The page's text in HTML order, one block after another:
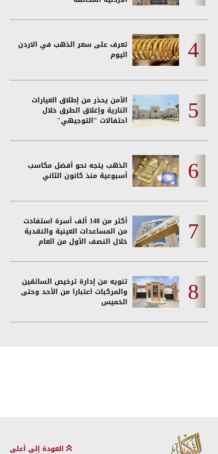
تعرف على سعر الذهب في الاردن
اليوم
الأمن يحذر من إطلاق العيارات
النارية وإغلاق الطرق خلال
احتفالات "التوجيهي"
الذهب يتجه نحو أفضل مكاسب
أسبوعية منذ كانون الثاني
أكثر من 148 ألف أسرة استفادت
من المساعدات العينية والنقدية
خلال النصف الأول من العام
تنويه من إدارة ترخيص السائقين
والمركبات اعتبارا من الأحد وحتى
الخميس
العودة إلى أعلى